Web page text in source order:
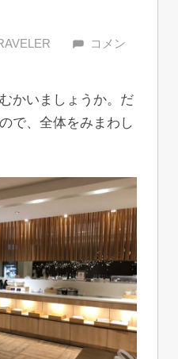
コメン
かいましょうか。だ
で、全体をみまわし